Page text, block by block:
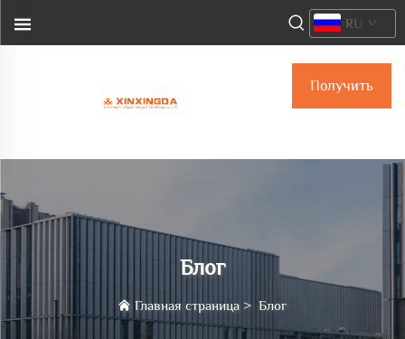
Получить
RU
Блог
Главная страница > Блог